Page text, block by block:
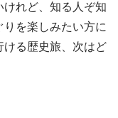
れど、知る人ぞ知
を楽しみたい方に
ける歴史旅、次はど